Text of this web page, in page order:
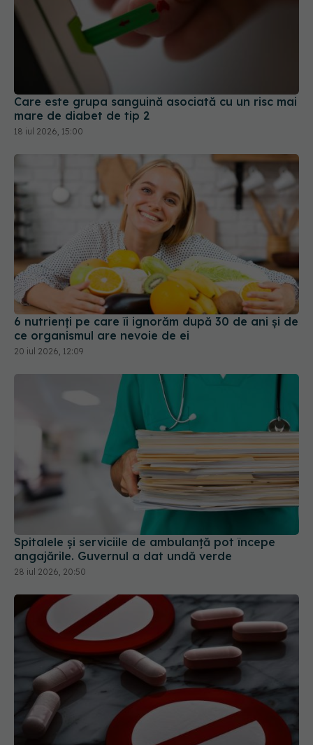
Care este grupa sanguină asociată cu un risc mai
mare de diabet de tip 2
18 iul 2026, 15:00
6 nutrienți pe care îi ignorăm după 30 de ani și de
ce organismul are nevoie de ei
20 iul 2026, 12:09
Spitalele și serviciile de ambulanță pot începe
angajările. Guvernul a dat undă verde
28 iul 2026, 20:50
Colebil și Panzcebil, blocate temporar în farmacii.